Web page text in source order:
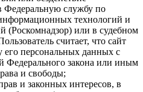
Федеральную службу по
технологий и
(Роскомнадзор) или в судебном
считает, что сайт
его персональных данных с
Федерального закона или иным
и свободы;
и законных интересов, в